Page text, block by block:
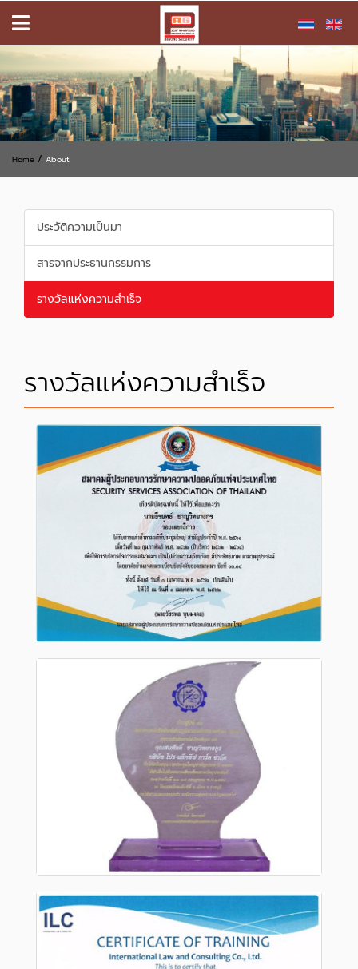
Home / About
ประวัติความเป็นมา
สารจากประธานกรรมการ
รางวัลแห่งความสำเร็จ
รางวัลแห่งความสำเร็จ